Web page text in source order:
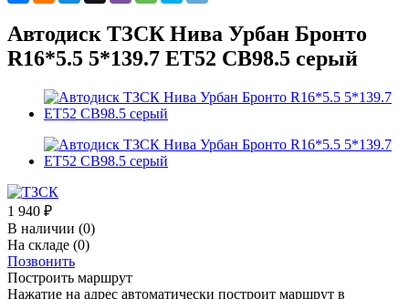
Автодиск ТЗСК Нива Урбан Бронто
R16*5.5 5*139.7 ET52 CB98.5 серый
1 940 ₽
В наличии (0)
На складе (0)
Позвонить
Построить маршрут
Нажатие на адрес автоматически построит маршрут в